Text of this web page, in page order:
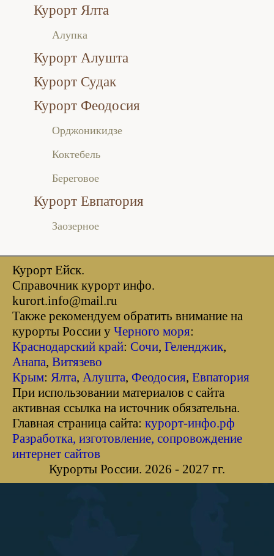
Курорт Ялта
Алупка
Курорт Алушта
Курорт Судак
Курорт Феодосия
Орджоникидзе
Коктебель
Береговое
Курорт Евпатория
Заозерное
Курорт Ейск.
Справочник курорт инфо.
kurort.info@mail.ru
Также рекомендуем обратить внимание на
курорты России у Черного моря:
Краснодарский край: Сочи, Геленджик,
Анапа, Витязево
Крым: Ялта, Алушта, Феодосия, Евпатория
При использовании материалов с сайта
активная ссылка на источник обязательна.
Главная страница сайта: курорт-инфо.рф
Разработка, изготовление, сопровождение
интернет сайтов
Курорты России. 2026 - 2027 гг.